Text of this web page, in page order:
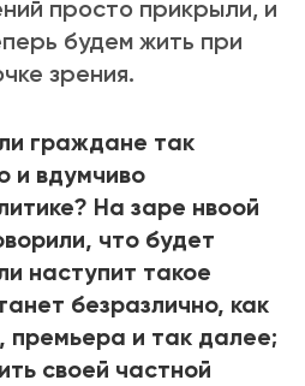
просто прикрыли, и
будем жить при
зрения.
граждане так
и вдумчиво
На заре нвоой
что будет
наступит такое
безразлично, как
премьера и так далее;
своей частной